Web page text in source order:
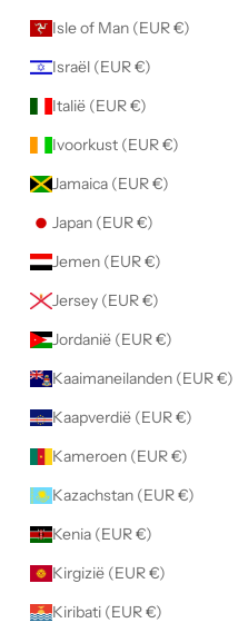
Isle of Man (EUR €)
Israël (EUR €)
Italië (EUR €)
Ivoorkust (EUR €)
Jamaica (EUR €)
Japan (EUR €)
Jemen (EUR €)
Jersey (EUR €)
Jordanië (EUR €)
Kaaimaneilanden (EUR €)
Kaapverdië (EUR €)
Kameroen (EUR €)
Kazachstan (EUR €)
Kenia (EUR €)
Kirgizië (EUR €)
Kiribati (EUR €)